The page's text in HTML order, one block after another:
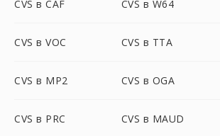
CVS в CAF CVS в W64
CVS в VOC CVS в TTA
CVS в MP2 CVS в OGA
CVS в PRC CVS в MAUD